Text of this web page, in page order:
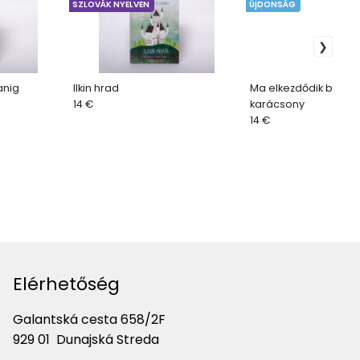
Ilkin hrad
SZLOVÁK NYELVEN
14 €
Ma elkezdődik
karácsony
ÚjDONSÁG
14 €
Elérhetőség
Galantská cesta 658/2F
929 01 Dunajská Streda